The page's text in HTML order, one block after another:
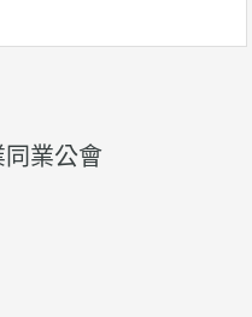
業公會